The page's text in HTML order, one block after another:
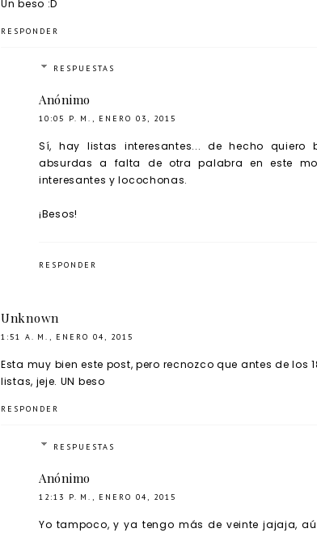
Un beso :D
RESPONDER
RESPUESTAS
Anónimo
10:05 P. M., ENERO 03, 2015
Sí, hay listas interesantes... de hecho
absurdas a falta de otra palabra en este
interesantes y locochonas.
¡Besos!
RESPONDER
Unknown
1:51 A. M., ENERO 04, 2015
Esta muy bien este post, pero recnozco que antes de
listas, jeje. UN beso
RESPONDER
RESPUESTAS
Anónimo
12:13 P. M., ENERO 04, 2015
Yo tampoco, y ya tengo más de veinte jajaja,